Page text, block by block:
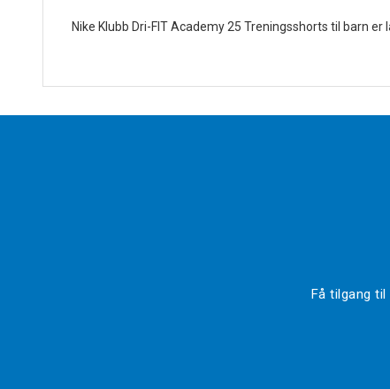
Nike Klubb Dri-FIT Academy 25 Treningsshorts til barn
Få tilgang